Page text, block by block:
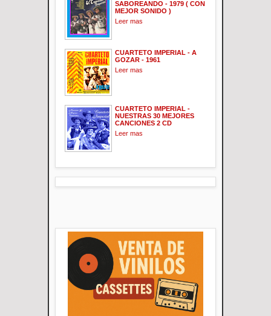
SABOREANDO - 1979 ( CON
MEJOR SONIDO )
Leer mas
CUARTETO IMPERIAL - A
GOZAR - 1961
Leer mas
CUARTETO IMPERIAL -
NUESTRAS 30 MEJORES
CANCIONES 2 CD
Leer mas